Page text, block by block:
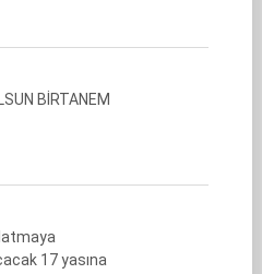
BİRTANEM
17 yasına